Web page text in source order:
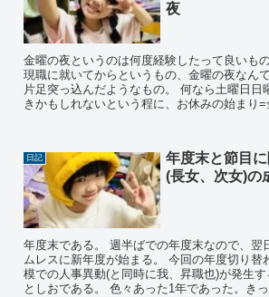
夜
金曜の夜というのは何度経験したって良いも
現職に就いてからというもの、金曜の夜なん
片足突っ込んだようなもの。 何なら土曜日日
きかもしれないという程に、お休みの始まり
日記
年度末と節目
(長女、次女)の
年度末である。 週半ばでの年度末なので、翌
ムレスに新年度が始まる。 今回の年度切り替
模での人事異動(と同時に我、昇職也)が発生
としおである。 色々あった1年であった。き